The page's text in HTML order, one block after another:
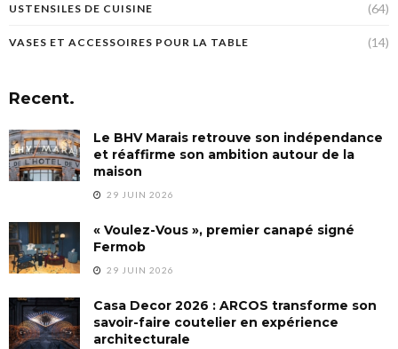
USTENSILES DE CUISINE (64)
VASES ET ACCESSOIRES POUR LA TABLE (14)
Recent.
Le BHV Marais retrouve son indépendance
et réaffirme son ambition autour de la
maison
29 JUIN 2026
« Voulez-Vous », premier canapé signé
Fermob
29 JUIN 2026
Casa Decor 2026 : ARCOS transforme son
savoir-faire coutelier en expérience
architecturale